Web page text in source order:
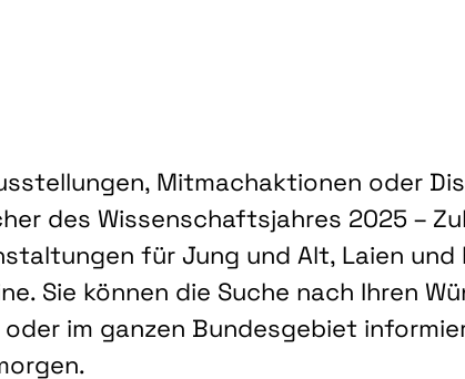
Mitmachaktionen oder
des Wissenschaftsjahres 2025 –
für Jung und Alt, Laien und
Sie können die Suche nach Ihren
oder im ganzen Bundesgebiet